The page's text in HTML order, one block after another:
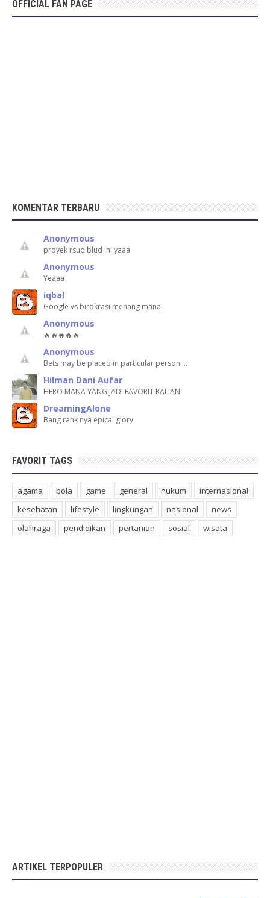
OFFICIAL FAN PAGE
KOMENTAR TERBARU
Anonymous
proyek rsud blud ini yaaa
Anonymous
Yeaaa
iqbal
Google vs birokrasi menang mana
Anonymous
🔥🔥🔥🔥🔥
Anonymous
Bets may be placed in particular person …
Hilman Dani Aufar
HERO MANA YANG JADI FAVORIT KALIAN
DreamingAlone
Bang rank nya epical glory
FAVORIT TAGS
agama bola game general hukum
internasional
kesehatan
lifestyle lingkungan nasional
news
olahraga
pendidikan pertanian sosial wisata
ARTIKEL TERPOPULER